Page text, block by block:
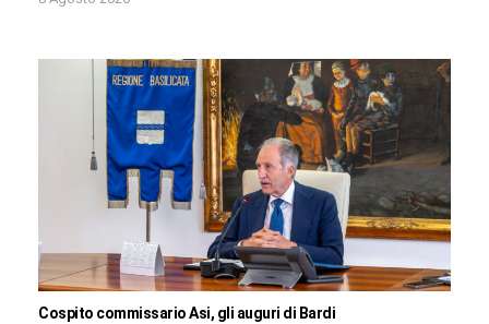
Cospito commissario Asi, gli auguri di Bardi